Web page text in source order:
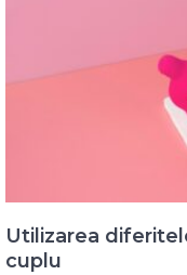
Utilizarea
cuplu